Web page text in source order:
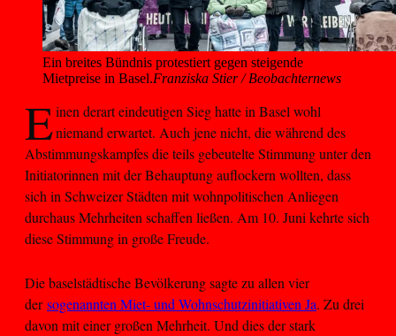
Ein breites Bündnis protestiert gegen steigende
Mietpreise in Basel.Franziska Stier / Beobachternews
Einen derart eindeutigen Sieg hatte in Basel wohl
niemand erwartet. Auch jene nicht, die während des
Abstimmungskampfes die teils gebeutelte Stimmung unter den
Initiatorinnen mit der Behauptung auflockern wollten, dass
sich in Schweizer Städten mit wohnpolitischen Anliegen
durchaus Mehrheiten schaffen ließen. Am 10. Juni kehrte sich
diese Stimmung in große Freude.
Die baselstädtische Bevölkerung sagte zu allen vier
dersogenannten Miet- und Wohnschutzinitiativen Ja. Zu drei
davon mit einer großen Mehrheit. Und dies der stark